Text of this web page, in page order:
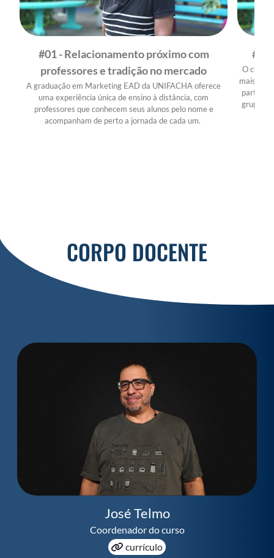
#01 - Relacionamento próximo com
professores e tradição no mercado
A graduação em Marketing EAD da UNIFACHA oferece
uma experiência única de ensino à distância, com
professores que conhecem seus alunos pelo nome e
acompanham de perto a jornada de cada um.
#02
O curso
mais que
participa
grupo e
CORPO DOCENTE
José Telmo
Coordenador do curso
currículo